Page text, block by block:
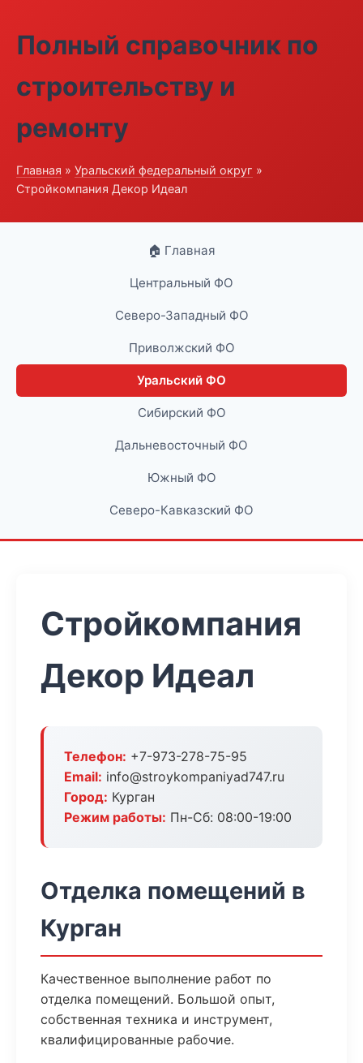
Полный справочник по
строительству и
ремонту
Главная » Уральский федеральный округ »
Стройкомпания Декор Идеал
🏠 Главная
Центральный ФО
Северо-Западный ФО
Приволжский ФО
Уральский ФО
Сибирский ФО
Дальневосточный ФО
Южный ФО
Северо-Кавказский ФО
Стройкомпания
Декор Идеал
Телефон: +7-973-278-75-95
Email: info@stroykompaniyad747.ru
Город: Курган
Режим работы: Пн-Сб: 08:00-19:00
Отделка помещений в
Курган
Качественное выполнение работ по
отделка помещений. Большой опыт,
собственная техника и инструмент,
квалифицированные рабочие.